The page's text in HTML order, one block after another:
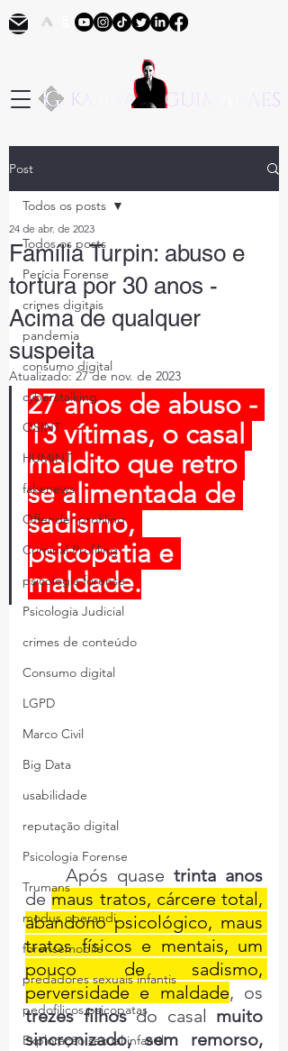
Post
Todos os posts
Perícia Forense
crimes digitais
pandemia
consumo digital
cyberstalking
OSINT
HUMINT
fakenews
Offender profiling
Criminal Profiling
psicologia forense
Psicologia Judicial
crimes de conteúdo
Consumo digital
LGPD
Marco Civil
Big Data
usabilidade
reputação digital
Psicologia Forense
Trumans
modus operandi
forensemobile
predadores sexuais infantis
pedofilicos psicopatas
Exploração sexual infantil
Todos os posts
Família Turpin: abuso e
tortura por 30 anos -
Acima de qualquer
suspeita
24 de abr. de 2023
Atualizado:27 de nov. de 2023
27 anos de abuso -
13 vítimas, o casal
maldito que retro
se alimentada de
sadismo,
psicopatia e
maldade.
	Após quase
trinta anos
de maus tratos, cárcere total,
abandono psicológico, maus
tratos físicos e mentais, um
pouco de sadismo,
perversidade e maldade
trezes filhos do casal muito
sincronizado, sem remorso,